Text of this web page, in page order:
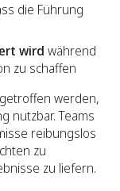
die Führung
wird während
zu schaffen
werden,
nutzbar. Teams
reibungslos
zu
zu liefern.